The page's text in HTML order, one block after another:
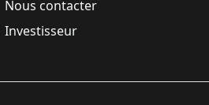
Nous contacter
Investisseur